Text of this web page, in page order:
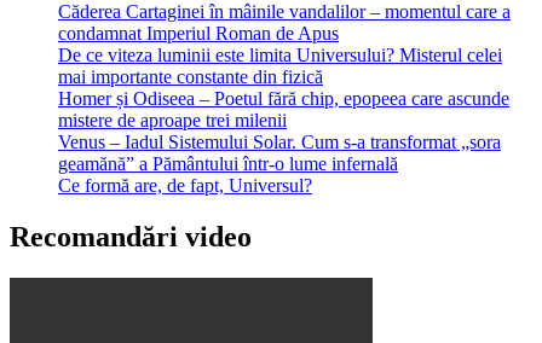
Căderea Cartaginei în mâinile vandalilor – momentul care a
condamnat Imperiul Roman de Apus
De ce viteza luminii este limita Universului? Misterul celei
mai importante constante din fizică
Homer și Odiseea – Poetul fără chip, epopeea care ascunde
mistere de aproape trei milenii
Venus – Iadul Sistemului Solar. Cum s-a transformat „sora
geamănă” a Pământului într-o lume infernală
Ce formă are, de fapt, Universul?
Recomandări video